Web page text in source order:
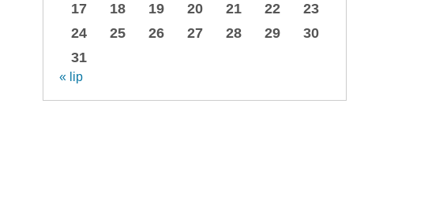
17
18 19 20 21 22
23
24
25 26 27 28 29
30
31
« lip